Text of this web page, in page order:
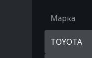
Марка
TOYOTA